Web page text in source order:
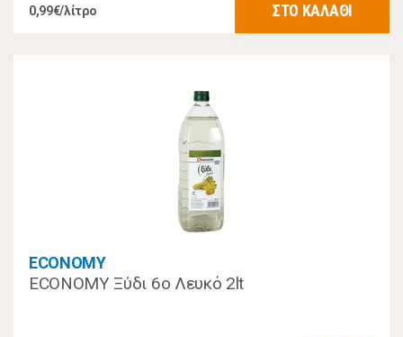
0,99€/λίτρο ΣΤΟ ΚΑΛΑΘΙ
ECONOMY
ECONOMY Ξύδι 6ο Λευκό 2lt